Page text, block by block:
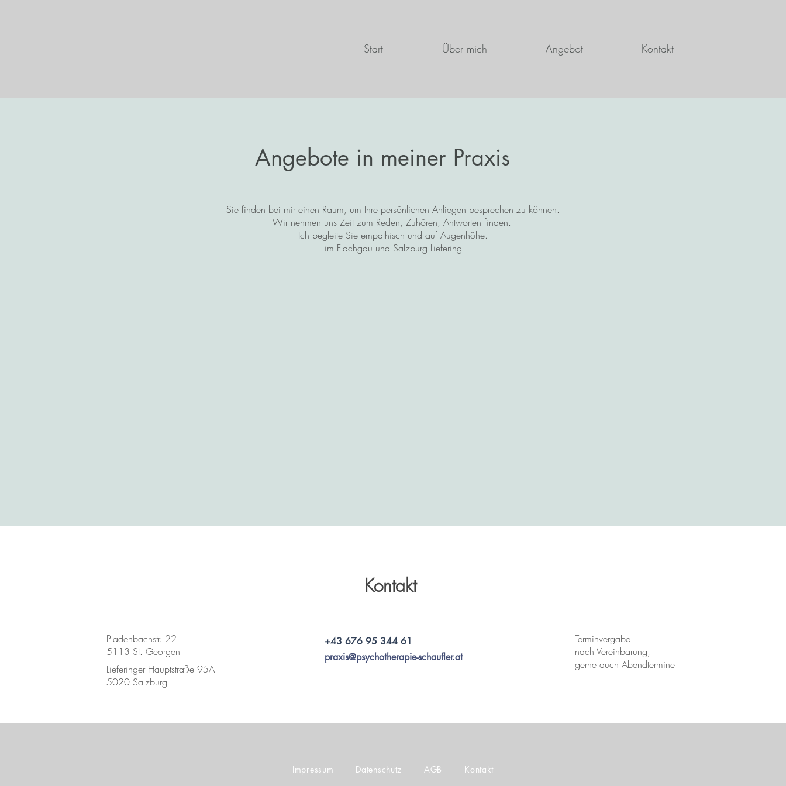
Start Über mich Angebot Kontakt
Angebote in meiner Praxis
Sie finden bei mir einen Raum, um Ihre persönlichen Anliegen besprechen zu können.
Wir nehmen uns Zeit zum Reden, Zuhören, Antworten finden.
Ich begleite Sie empathisch und auf Augenhöhe.
- im Flachgau und Salzburg Liefering -
Kontakt
Pladenbachstr. 22
5113 St. Georgen
Lieferinger Hauptstraße 95A
5020 Salzburg
+43 676 95 344 61
praxis@psychotherapie-schaufler.at
Terminvergabe
​nach Vereinbarung,
gerne auch Abendtermine
Impressum Datenschutz AGB Kontakt